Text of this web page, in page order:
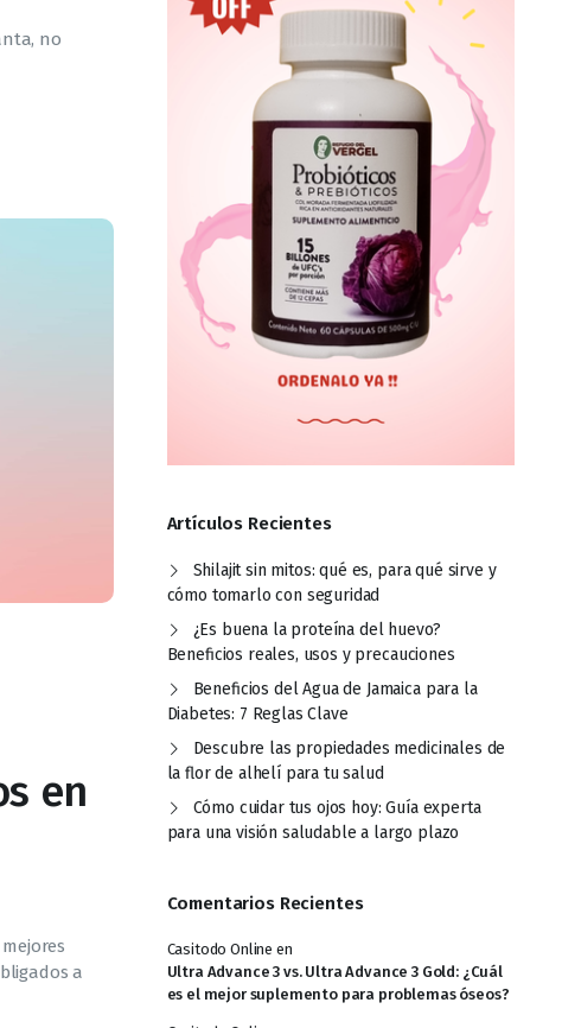
no
en
a
Artículos Recientes
Shilajit sin mitos: qué es, para qué sirve y
cómo tomarlo con seguridad
¿Es buena la proteína del huevo?
Beneficios reales, usos y precauciones
Beneficios del Agua de Jamaica para la
Diabetes: 7 Reglas Clave
Descubre las propiedades medicinales de
la flor de alhelí para tu salud
Cómo cuidar tus ojos hoy: Guía experta
para una visión saludable a largo plazo
Comentarios Recientes
Casitodo Online en
Ultra Advance 3 vs. Ultra Advance 3 Gold: ¿Cuál
es el mejor suplemento para problemas óseos?